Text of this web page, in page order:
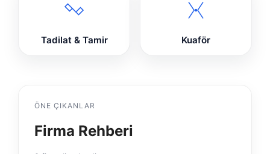
Tadilat & Tamir Kuaför
ÖNE ÇIKANLAR
Firma Rehberi